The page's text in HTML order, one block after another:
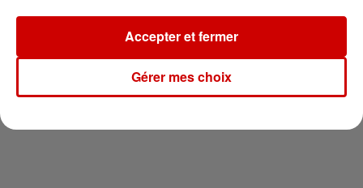
Newsletter
Gérer mes choix
Accepter et fermer